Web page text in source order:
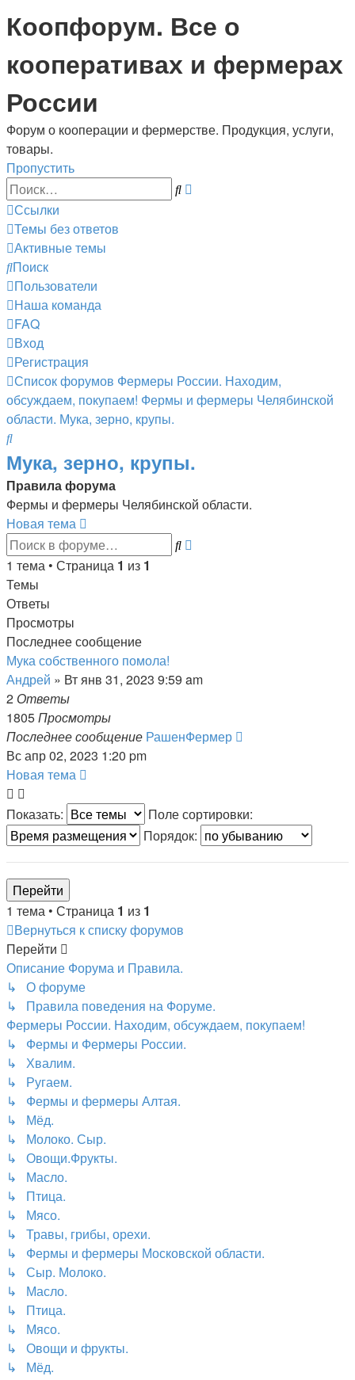
Коопфорум. Все о
кооперативах и фермерах
России
Форум о кооперации и фермерстве. Продукция, услуги,
товары.
Пропустить
Поиск
Ссылки
Темы без ответов
Активные темы
Поиск
Пользователи
Наша команда
FAQ
Вход
Регистрация
Список форумов Фермеры России. Находим,
обсуждаем, покупаем! Фермы и фермеры Челябинской
области. Мука, зерно, крупы.
Поиск
Мука, зерно, крупы.
Правила форума
Фермы и фермеры Челябинской области.
Новая тема
Поиск
1 тема • Страница 1 из 1
Темы
Ответы
Просмотры
Последнее сообщение
Мука собственного помола!
Андрей » Вт янв 31, 2023 9:59 am
2 Ответы
1805Просмотры
Последнее сообщение РашенФермер
Вс апр 02, 2023 1:20 pm
Новая тема
Показать:
Поле сортировки:
Порядок:
1 тема • Страница 1 из 1
Вернуться к списку форумов
Перейти
Описание Форума и Правила.
↳ О форуме
↳ Правила поведения на Форуме.
Фермеры России. Находим, обсуждаем, покупаем!
↳ Фермы и Фермеры России.
↳ Хвалим.
↳ Ругаем.
↳ Фермы и фермеры Алтая.
↳ Мёд.
↳ Молоко. Сыр.
↳ Овощи.Фрукты.
↳ Масло.
↳ Птица.
↳ Мясо.
↳ Травы, грибы, орехи.
↳ Фермы и фермеры Московской области.
↳ Сыр. Молоко.
↳ Масло.
↳ Птица.
↳ Мясо.
↳ Овощи и фрукты.
↳ Мёд.